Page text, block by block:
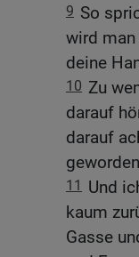
9 So
wird
deine
10 Zu
darauf
darauf
11
Und
kaum
Gasse